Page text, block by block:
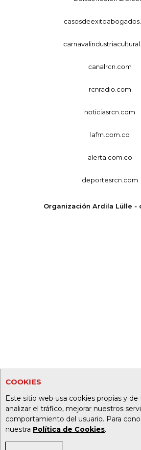
COOKIES
Este sitio web usa cookies propias y de
analizar el tráfico, mejorar nuestros
comportamiento del usuario. Para
nuestra Política de Cookies.
canalrcn.com
rcnradio.com
noticiasrcn.com
lafm.com.co
alerta.com.co
deportesrcn.com
Organización Ardila Lülle -